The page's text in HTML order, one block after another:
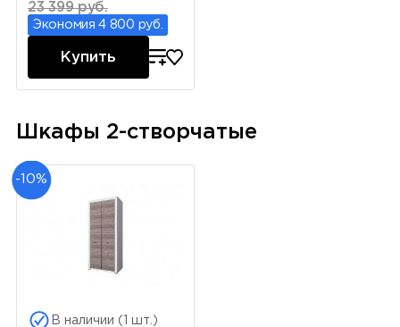
23 399 руб.
Экономия 4 800 руб.
Купить
Шкафы 2-створчатые
-10%
В наличии (1 шт.)